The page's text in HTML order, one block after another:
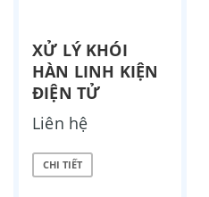
XỬ LÝ KHÓI
HÀN LINH KIỆN
ĐIỆN TỬ
Liên hệ
CHI TIẾT